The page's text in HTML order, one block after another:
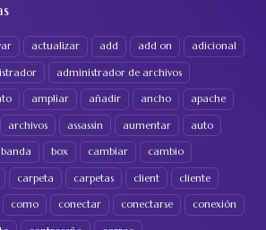
actualizar add add on adicional
administrador de archivos
ampliar añadir ancho apache
archivos assassin aumentar auto
banda box cambiar cambio
carpeta carpetas client cliente
como conectar conectarse conexión